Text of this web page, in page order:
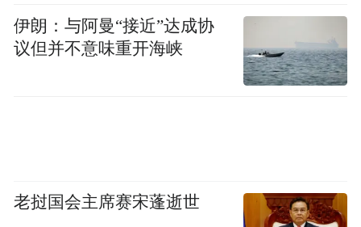
pictures and audios if any) is uploaded and posted
by the user of Dafeng Hao, which is a social media
platform and merely provides information storage
伊朗：与阿曼“接近”达成协
议但并不意味重开海峡
老挝国会主席赛宋蓬逝世